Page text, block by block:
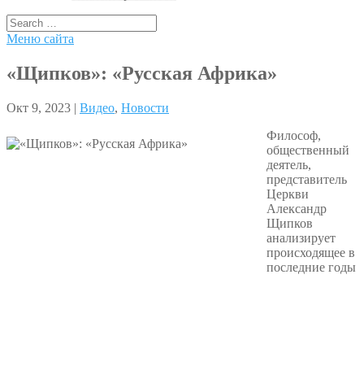
Меню сайта
«Щипков»: «Русская Африка»
Окт 9, 2023 | Видео, Новости
Философ,
общественный
деятель,
представитель
Церкви
Александр
Щипков
анализирует
происходящее в
последние годы